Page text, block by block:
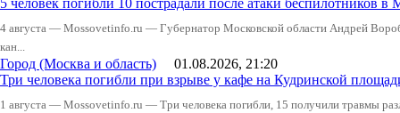
5 человек погибли 10 пострадали после атаки беспилотников в
4 августа — Mossovetinfo.ru — Губернатор Московской области Андрей
кан...
Город (Москва и область) 01.08.2026, 21:20
Три человека погибли при взрыве у кафе на Кудринской
1 августа — Mossovetinfo.ru — Три человека погибли, 15 получили травмы